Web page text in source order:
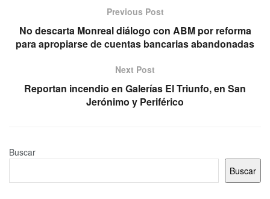
Previous Post
No descarta Monreal diálogo con ABM por reforma
para apropiarse de cuentas bancarias abandonadas
Next Post
Reportan incendio en Galerías El Triunfo, en San
Jerónimo y Periférico
Buscar
Buscar